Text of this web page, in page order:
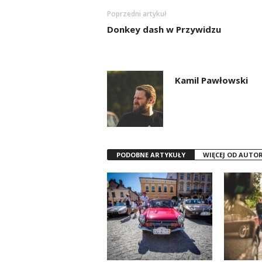
Poprzedni artykuł
Donkey dash w Przywidzu
Kamil Pawłowski
PODOBNE ARTYKUŁY WIĘCEJ OD